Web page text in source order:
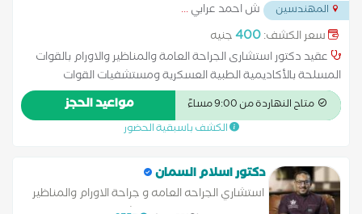
المهندسين ش احمد عرابي...
سعر الكشف:400جنيه
عقيد دكتور استشارى الجراحة العامة والمناظير والاورام بالقوات
المسلحة بالأكاديمية الطبية العسكرية ومستشفيات القوات
المسلحة ومستشفى النزهة الدولى والصفا بالمهندسين وحسبو
الدولى والمروة التخصصى ،زميل كلية الجراحين الملكية بجلاسجو
انجلترا، عضو الأكاديمية الطبيه العسكرية عضو جمعية جراحين
الجراحة العامة طب عين شمس د.دكتوراة الجراحة العامة طب القصر
العينى دبلوما جراحات الحوادث من اللجنة الدولية للصليب الأحمر
متاح النهاردة من 9:00 مساءً مواعيد الحجز
الكشف باسبقية الحضور
دكتور اسلام السمان
استشاري الجراحه العامه و جراحة الاورام والمناظير